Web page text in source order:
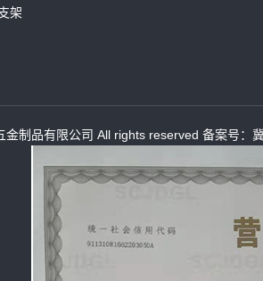
架
制品有限公司 All rights reserved 备案号：